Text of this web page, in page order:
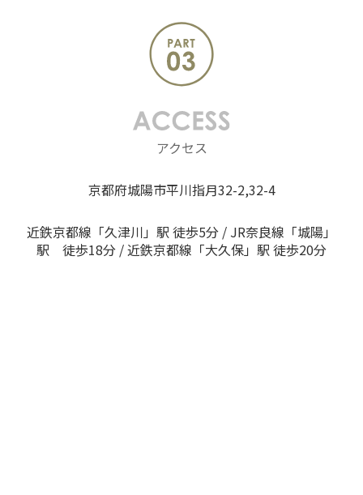
アクセス
京都府城陽市平川指月32-2,32-4
近鉄京都線「久津川」駅 徒歩5分 / JR奈良線「城陽」
駅 徒歩18分 / 近鉄京都線「大久保」駅 徒歩20分